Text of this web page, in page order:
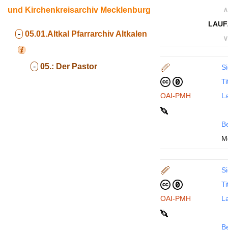
und Kirchenkreisarchiv Mecklenburg
- 05.01.Altkal Pfarrarchiv Altkalen
- 05.: Der Pastor
∧
∨
OAI-PMH
OAI-PMH